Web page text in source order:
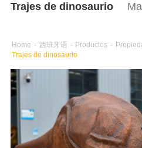
Trajes de dinosaurio
Home - 西班牙语 - Productos -
Trajes de dinosaurio